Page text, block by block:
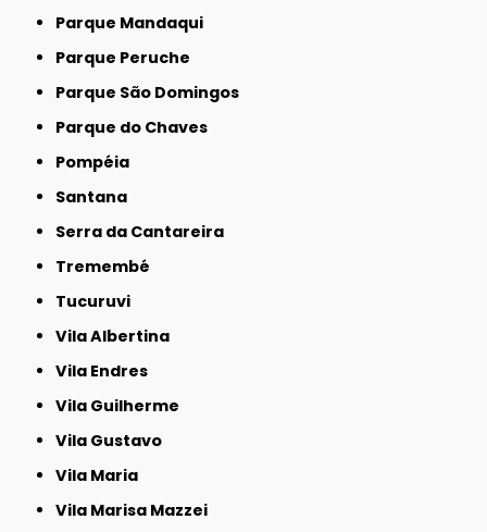
Parque Mandaqui
Parque Peruche
Parque São Domingos
Parque do Chaves
Pompéia
Santana
Serra da Cantareira
Tremembé
Tucuruvi
Vila Albertina
Vila Endres
Vila Guilherme
Vila Gustavo
Vila Maria
Vila Marisa Mazzei